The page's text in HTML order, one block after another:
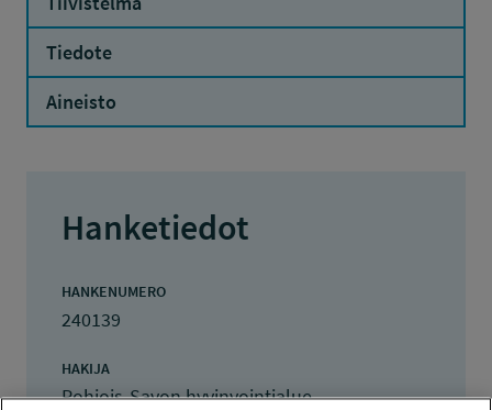
Tiedote
Aineisto
Hanketiedot
HANKENUMERO
240139
HAKIJA
Pohjois-Savon hyvinvointialue